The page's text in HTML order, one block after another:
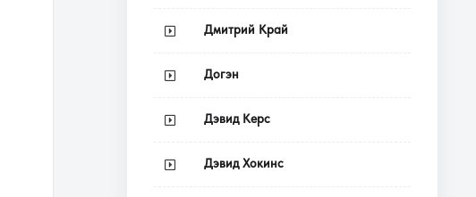
Дмитрий Край
Догэн
Дэвид Керс
Дэвид Хокинс